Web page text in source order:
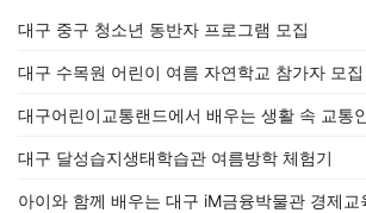
대구 중구 청소년 동반자 프로그램 모집
대구 수목원 어린이 여름 자연학교 참가자 모집
대구어린이교통랜드에서 배우는 생활 속 교통
대구 달성습지생태학습관 여름방학 체험기
아이와 함께 배우는 대구 iM금융박물관 경제교